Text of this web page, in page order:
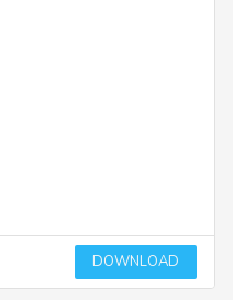
DOWNLOAD